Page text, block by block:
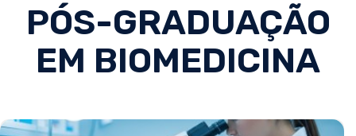
PÓS-GRADUAÇÃO
EM BIOMEDICINA